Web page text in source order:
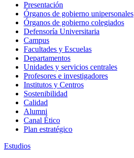
Presentación
Órganos de gobierno unipersonales
Órganos de gobierno colegiados
Defensoría Universitaria
Campus
Facultades y Escuelas
Departamentos
Unidades y servicios centrales
Profesores e investigadores
Institutos y Centros
Sostenibilidad
Calidad
Alumni
Canal Ético
Plan estratégico
Estudios